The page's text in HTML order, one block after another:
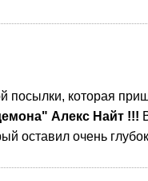
посылки, которая
Алекс Найт !!!
оставил очень